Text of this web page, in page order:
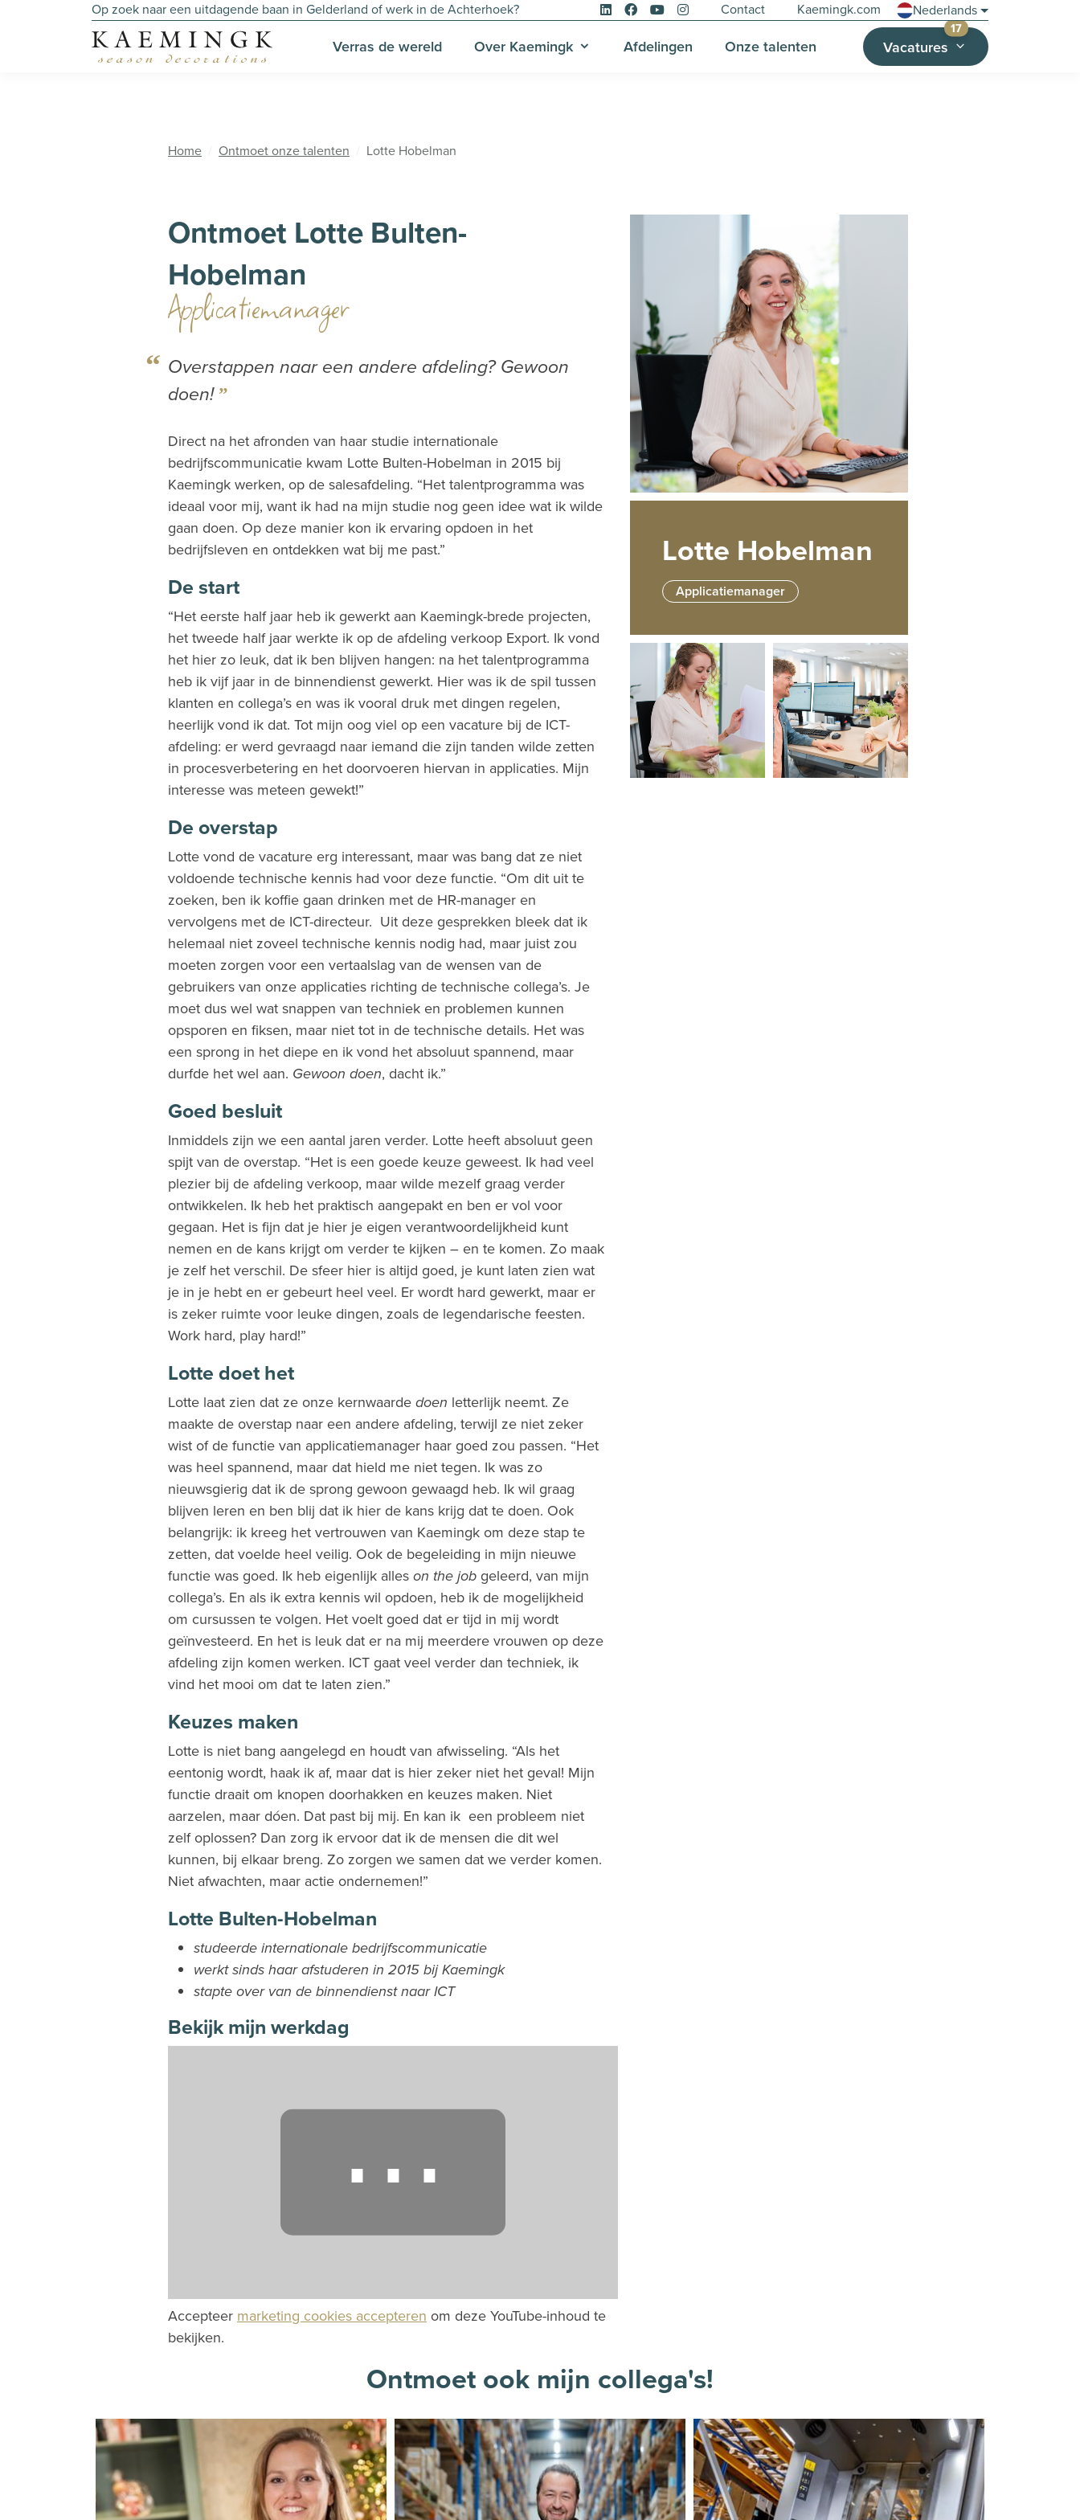
Op zoek naar een uitdagende baan in Gelderland of werk in de Achterhoek? Contact Kaemingk.com Nederlands
Vacatures
17Vacatures
Verras de wereld Over Kaemingk Afdelingen Onze talenten
Home Ontmoet onze talenten Lotte Hobelman
Ontmoet Lotte Bulten-
Hobelman
Applicatiemanager
Overstappen naar een andere afdeling? Gewoon
doen!
Direct na het afronden van haar studie internationale
bedrijfscommunicatie kwam Lotte Bulten-Hobelman in 2015 bij
Kaemingk werken, op de salesafdeling. “Het talentprogramma was
ideaal voor mij, want ik had na mijn studie nog geen idee wat ik wilde
gaan doen. Op deze manier kon ik ervaring opdoen in het
bedrijfsleven en ontdekken wat bij me past.”
De start
“Het eerste half jaar heb ik gewerkt aan Kaemingk-brede projecten,
het tweede half jaar werkte ik op de afdeling verkoop Export. Ik vond
het hier zo leuk, dat ik ben blijven hangen: na het talentprogramma
heb ik vijf jaar in de binnendienst gewerkt. Hier was ik de spil tussen
klanten en collega’s en was ik vooral druk met dingen regelen,
heerlijk vond ik dat. Tot mijn oog viel op een vacature bij de ICT-
afdeling: er werd gevraagd naar iemand die zijn tanden wilde zetten
in procesverbetering en het doorvoeren hiervan in applicaties. Mijn
interesse was meteen gewekt!”
De overstap
Lotte vond de vacature erg interessant, maar was bang dat ze niet
voldoende technische kennis had voor deze functie. “Om dit uit te
zoeken, ben ik koffie gaan drinken met de HR-manager en
vervolgens met de ICT-directeur. Uit deze gesprekken bleek dat ik
helemaal niet zoveel technische kennis nodig had, maar juist zou
moeten zorgen voor een vertaalslag van de wensen van de
gebruikers van onze applicaties richting de technische collega’s. Je
moet dus wel wat snappen van techniek en problemen kunnen
opsporen en fiksen, maar niet tot in de technische details. Het was
een sprong in het diepe en ik vond het absoluut spannend, maar
durfde het wel aan. Gewoon doen, dacht ik.”
Goed besluit
Inmiddels zijn we een aantal jaren verder. Lotte heeft absoluut geen
spijt van de overstap. “Het is een goede keuze geweest. Ik had veel
plezier bij de afdeling verkoop, maar wilde mezelf graag verder
ontwikkelen. Ik heb het praktisch aangepakt en ben er vol voor
gegaan. Het is fijn dat je hier je eigen verantwoordelijkheid kunt
nemen en de kans krijgt om verder te kijken – en te komen. Zo maak
je zelf het verschil. De sfeer hier is altijd goed, je kunt laten zien wat
je in je hebt en er gebeurt heel veel. Er wordt hard gewerkt, maar er
is zeker ruimte voor leuke dingen, zoals de legendarische feesten.
Work hard, play hard!”
Lotte doet het
Lotte laat zien dat ze onze kernwaardedoen letterlijk neemt. Ze
maakte de overstap naar een andere afdeling, terwijl ze niet zeker
wist of de functie van applicatiemanager haar goed zou passen. “Het
was heel spannend, maar dat hield me niet tegen. Ik was zo
nieuwsgierig dat ik de sprong gewoon gewaagd heb. Ik wil graag
blijven leren en ben blij dat ik hier de kans krijg dat te doen. Ook
belangrijk: ik kreeg het vertrouwen van Kaemingk om deze stap te
zetten, dat voelde heel veilig. Ook de begeleiding in mijn nieuwe
functie was goed. Ik heb eigenlijk alleson the job geleerd, van mijn
collega’s. En als ik extra kennis wil opdoen, heb ik de mogelijkheid
om cursussen te volgen. Het voelt goed dat er tijd in mij wordt
geïnvesteerd. En het is leuk dat er na mij meerdere vrouwen op deze
afdeling zijn komen werken. ICT gaat veel verder dan techniek, ik
vind het mooi om dat te laten zien.”
Keuzes maken
Lotte is niet bang aangelegd en houdt van afwisseling. “Als het
eentonig wordt, haak ik af, maar dat is hier zeker niet het geval! Mijn
functie draait om knopen doorhakken en keuzes maken. Niet
aarzelen, maar dóen. Dat past bij mij. En kan ik een probleem niet
zelf oplossen? Dan zorg ik ervoor dat ik de mensen die dit wel
kunnen, bij elkaar breng. Zo zorgen we samen dat we verder komen.
Niet afwachten, maar actie ondernemen!”
Lotte Bulten-Hobelman
studeerde internationale bedrijfscommunicatie
werkt sinds haar afstuderen in 2015 bij Kaemingk
stapte over van de binnendienst naar ICT
Bekijk mijn werkdag
⋯
Accepteer marketing cookies accepteren om deze YouTube-inhoud te
bekijken.
Lotte Hobelman
Applicatiemanager
Ontmoet ook mijn collega's!